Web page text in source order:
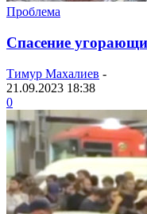
Проблема
Спасение
Тимур Махалиев -
21.09.2023 18:38
0